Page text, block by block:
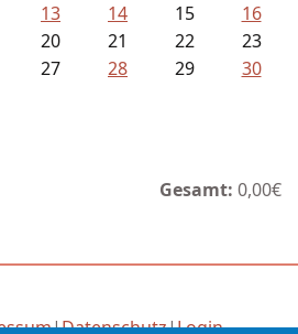
13 14 15
16
20 21 22
23
27 28 29
30
Gesamt: 0,00€
|Datenschutz|Login